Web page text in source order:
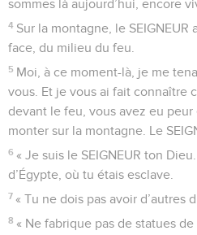
sommes là aujourd’hui, encore
4 Sur la montagne, le SEIGNEUR
face, du milieu du feu.
5 Moi, à ce moment-là, je me
vous. Et je vous ai fait connaître
devant le feu, vous avez eu peur
monter sur la montagne. Le
6 « Je suis le SEIGNEUR ton
d’Égypte, où tu étais esclave.
7 « Tu ne dois pas avoir d’autres
8 « Ne fabrique pas de statues